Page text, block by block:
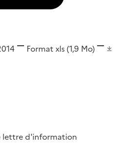
Format xls(1,9 Mo)
lettre d'information